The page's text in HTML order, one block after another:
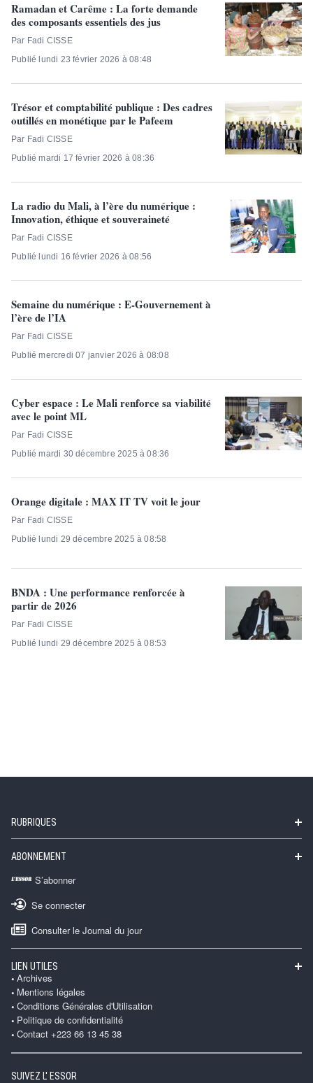
Ramadan et Carême : La forte demande
des composants essentiels des jus
Par Fadi CISSE
Publié lundi 23 février 2026 à 08:48
Trésor et comptabilité publique : Des cadres
outillés en monétique par le Pafeem
Par Fadi CISSE
Publié mardi 17 février 2026 à 08:36
La radio du Mali, à l’ère du numérique :
Innovation, éthique et souveraineté
Par Fadi CISSE
Publié lundi 16 février 2026 à 08:56
Semaine du numérique : E-Gouvernement à
l’ère de l’IA
Par Fadi CISSE
Publié mercredi 07 janvier 2026 à 08:08
Cyber espace : Le Mali renforce sa viabilité
avec le point ML
Par Fadi CISSE
Publié mardi 30 décembre 2025 à 08:36
Orange digitale : MAX IT TV voit le jour
Par Fadi CISSE
Publié lundi 29 décembre 2025 à 08:58
BNDA : Une performance renforcée à
partir de 2026
Par Fadi CISSE
Publié lundi 29 décembre 2025 à 08:53
RUBRIQUES
ABONNEMENT
S’abonner
Se connecter
Consulter le Journal du jour
LIEN UTILES
Archives
Mentions légales
Conditions Générales d'Utilisation
Politique de confidentialité
Contact +223 66 13 45 38
SUIVEZ L' ESSOR